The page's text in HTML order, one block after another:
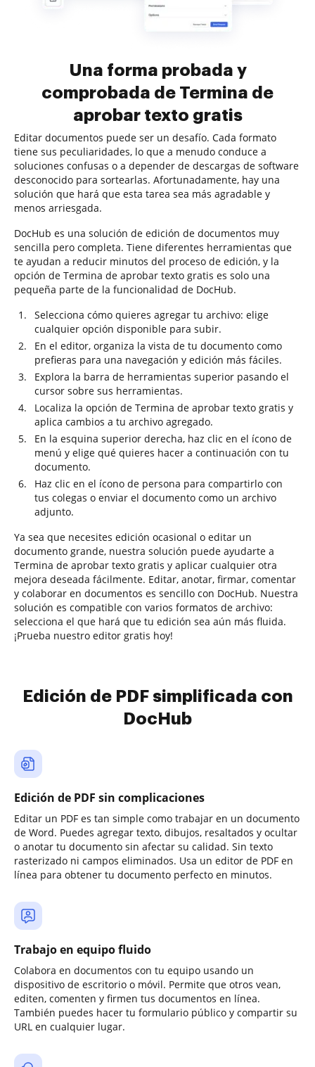
Una forma probada y
comprobada de Termina de
aprobar texto gratis
Editar documentos puede ser un desafío. Cada formato
tiene sus peculiaridades, lo que a menudo conduce a
soluciones confusas o a depender de descargas de software
desconocido para sortearlas. Afortunadamente, hay una
solución que hará que esta tarea sea más agradable y
menos arriesgada.
DocHub es una solución de edición de documentos muy
sencilla pero completa. Tiene diferentes herramientas que
te ayudan a reducir minutos del proceso de edición, y la
opción de Termina de aprobar texto gratis es solo una
pequeña parte de la funcionalidad de DocHub.
Selecciona cómo quieres agregar tu archivo: elige
cualquier opción disponible para subir.
En el editor, organiza la vista de tu documento como
prefieras para una navegación y edición más fáciles.
Explora la barra de herramientas superior pasando el
cursor sobre sus herramientas.
Localiza la opción de Termina de aprobar texto gratis y
aplica cambios a tu archivo agregado.
En la esquina superior derecha, haz clic en el ícono de
menú y elige qué quieres hacer a continuación con tu
documento.
Haz clic en el ícono de persona para compartirlo con
tus colegas o enviar el documento como un archivo
adjunto.
Ya sea que necesites edición ocasional o editar un
documento grande, nuestra solución puede ayudarte a
Termina de aprobar texto gratis y aplicar cualquier otra
mejora deseada fácilmente. Editar, anotar, firmar, comentar
y colaborar en documentos es sencillo con DocHub. Nuestra
solución es compatible con varios formatos de archivo:
selecciona el que hará que tu edición sea aún más fluida.
¡Prueba nuestro editor gratis hoy!
Edición de PDF simplificada con
DocHub
Edición de PDF sin complicaciones
Editar un PDF es tan simple como trabajar en un documento
de Word. Puedes agregar texto, dibujos, resaltados y ocultar
o anotar tu documento sin afectar su calidad. Sin texto
rasterizado ni campos eliminados. Usa un editor de PDF en
línea para obtener tu documento perfecto en minutos.
Trabajo en equipo fluido
Colabora en documentos con tu equipo usando un
dispositivo de escritorio o móvil. Permite que otros vean,
editen, comenten y firmen tus documentos en línea.
También puedes hacer tu formulario público y compartir su
URL en cualquier lugar.